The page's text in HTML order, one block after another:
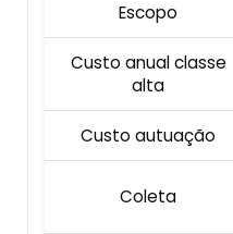
Osmose Reversa
Osmose Reversa
Osmose Reversa
Osmose Reversa
Filtro De Água Para
Filtro Para Ferro Na
Filtro Para Poço
Filtro Para Remoção
Escopo
Custo anual classe
alta
Custo autuação
Coleta